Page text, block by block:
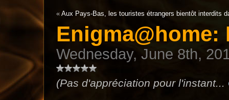
« Aux Pays-Bas, les touristes étrangers bientôt interdits
Wednesday, June 8th,
(Pas d'appréciation pour l'instant...